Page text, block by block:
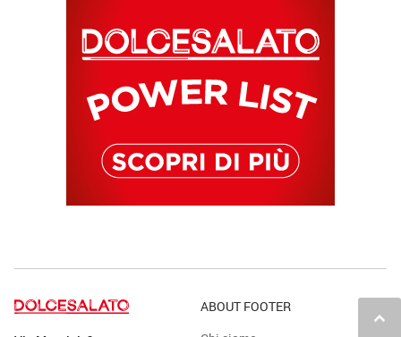
keyboard_arrow_up
ABOUT FOOTER